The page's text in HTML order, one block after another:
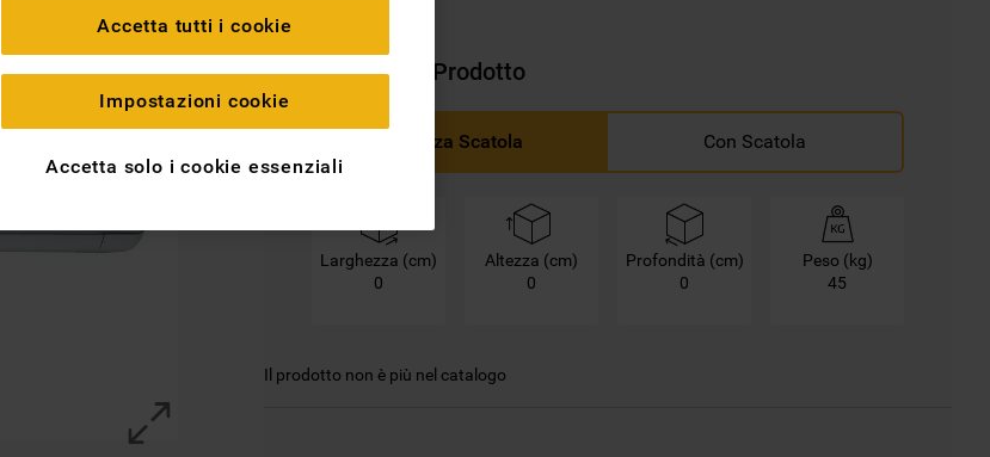
Misure Del Prodotto
Senza Scatola Con Scatola
Larghezza (cm)
0
Altezza (cm)
0
Profondità (cm)
0
Peso (kg)
45
Il prodotto non è più nel catalogo
(cookie tecnici), (ii) per finalità statistiche e
per rilevare l’audience del nostro sito e
come interagisce con il sito (cookie
analitici), (iii) per annunci personalizzati e
(anche per il tramite di terze parti e su altri
https://business.safety.google/privacy/) e
migliorare l'efficacia della nostra strategia
di marketing (cookie di profilazione e
Accetta tutti i cookie
Impostazioni cookie
Accetta solo i cookie essenziali